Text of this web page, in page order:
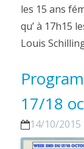
les 15 ans
qu’ à 17h15
Louis
17/18
14/10/2015